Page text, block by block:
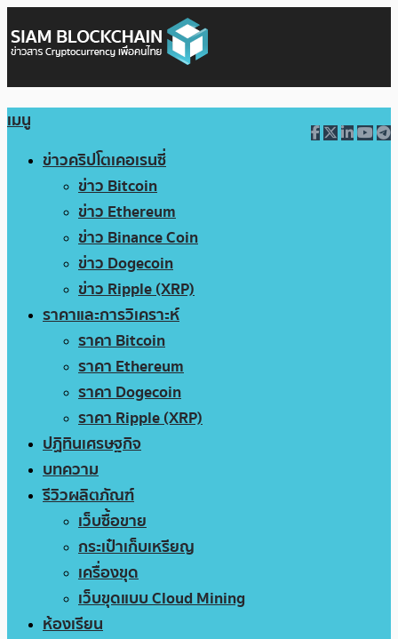
เมนู
ข่าวคริปโตเคอเรนซี่
ข่าว Bitcoin
ข่าว Ethereum
ข่าว Binance Coin
ข่าว Dogecoin
ข่าว Ripple (XRP)
ราคาและการวิเคราะห์
ราคา Bitcoin
ราคา Ethereum
ราคา Dogecoin
ราคา Ripple (XRP)
ปฏิทินเศรษฐกิจ
บทความ
รีวิวผลิตภัณฑ์
เว็บซื้อขาย
กระเป๋าเก็บเหรียญ
เครื่องขุด
เว็บขุดแบบ Cloud Mining
ห้องเรียน